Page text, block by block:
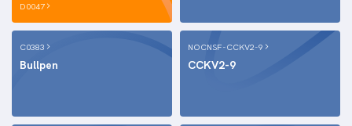
D0047
C0383
Bullpen
NOCNSF-CCKV2-9
CCKV2-9